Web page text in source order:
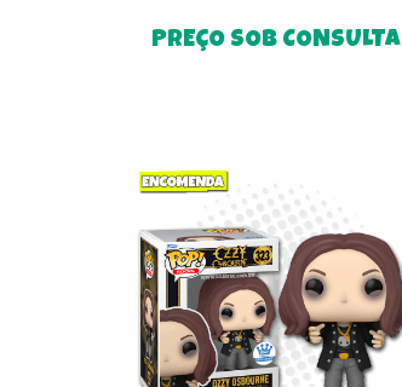
PREÇO SOB CONSULTA